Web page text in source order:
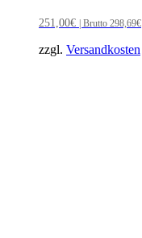
251,00€ | Brutto 298,69€
zzgl. Versandkosten